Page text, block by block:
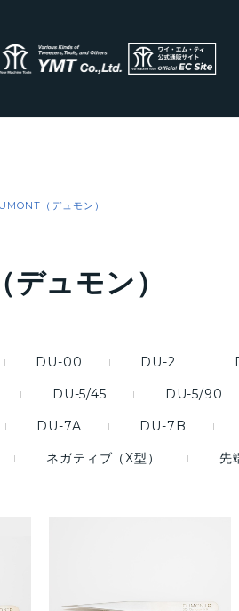
（デュモン）
ュモン）
DU-00 DU-2
DU-5/45 DU-5/90
DU-7A DU-7B
ネガティブ（X型） 先